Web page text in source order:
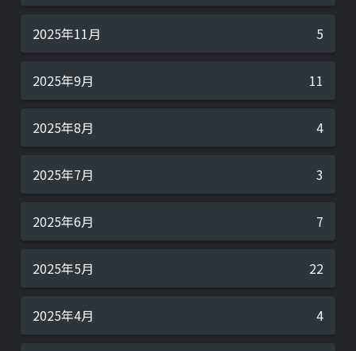
2025年11月 5
2025年9月 11
2025年8月 4
2025年7月 3
2025年6月 7
2025年5月 22
2025年4月 4